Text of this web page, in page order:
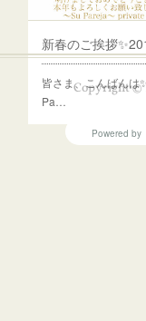
皆さま、こんばんは
Pa…
Copyright ©
Powered by